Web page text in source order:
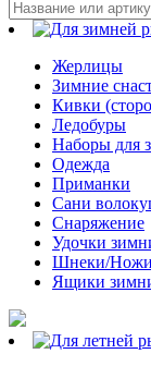
Жерлицы
Зимние
Кивки
Ледобуры
Наборы для
Одежда
Приманки
Сани
Снаряжение
Удочки
Шнеки/Ножи/
Ящики